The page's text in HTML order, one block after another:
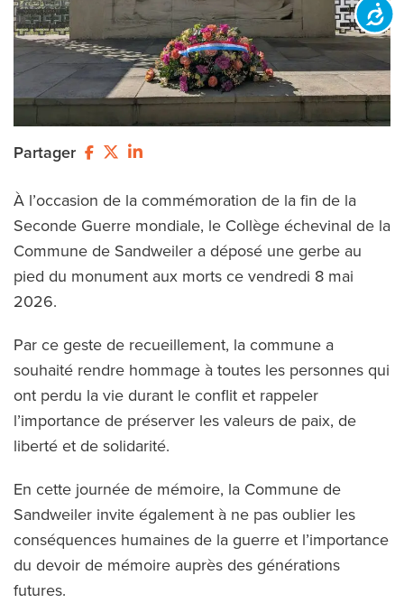
Partager
À l’occasion de la commémoration de la fin de la
Seconde Guerre mondiale, le Collège échevinal de la
Commune de Sandweiler a déposé une gerbe au
pied du monument aux morts ce vendredi 8 mai
2026.
Par ce geste de recueillement, la commune a
souhaité rendre hommage à toutes les personnes qui
ont perdu la vie durant le conflit et rappeler
l’importance de préserver les valeurs de paix, de
liberté et de solidarité.
En cette journée de mémoire, la Commune de
Sandweiler invite également à ne pas oublier les
conséquences humaines de la guerre et l’importance
du devoir de mémoire auprès des générations
futures.